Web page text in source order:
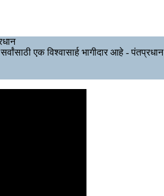
एक विश्वासार्ह भागीदार आहे - पंतप्रधान